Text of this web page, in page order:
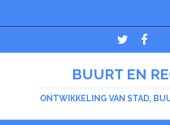
BUURT EN
ONTWIKKELING VAN STAD,